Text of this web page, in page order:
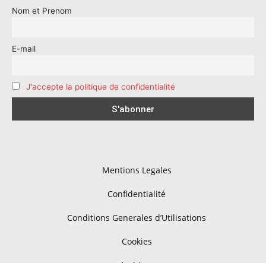
Nom et Prenom
E-mail
J'accepte la politique de confidentialité
Mentions Legales
Confidentialité
Conditions Generales d’Utilisations
Cookies